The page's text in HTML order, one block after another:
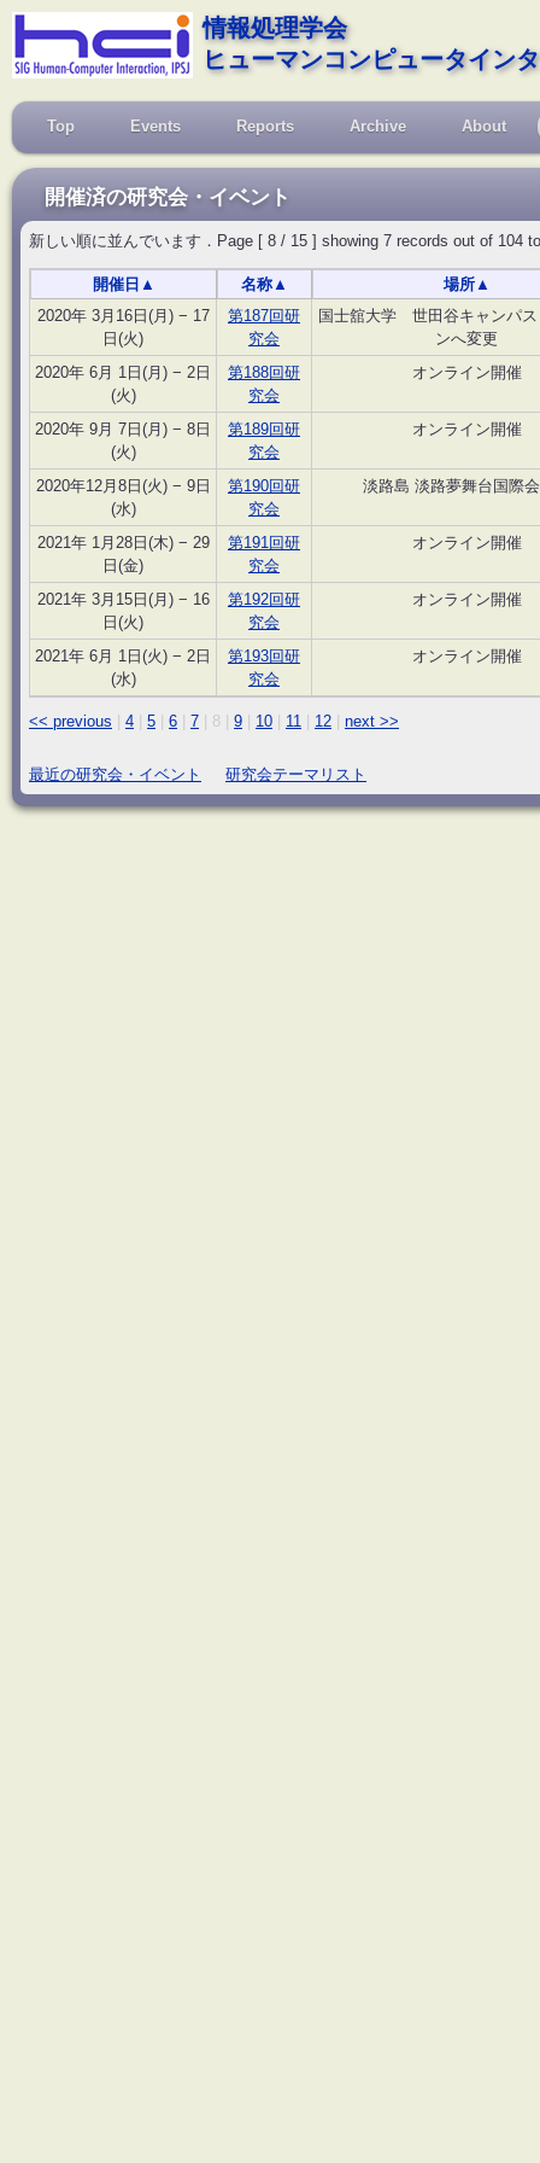
情報処理学会
ヒューマンコンピュータイン
Top Events Reports Archive About
開催済の研究会・イベント
新しい順に並んでいます．Page [ 8 / 15 ] showing 7 records out of 104
開催日 ▲ 名称 ▲ 場所 ▲
2020年 3月16日(月) − 17
日(火)
第187回研
究会
国士舘大学 世田谷キャンパ
ンへ変更
2020年 6月 1日(月) − 2日
(火)
第188回研
究会
オンライン開催
2020年 9月 7日(月) − 8日
(火)
第189回研
究会
オンライン開催
2020年12月8日(火) − 9日
(水)
第190回研
究会
淡路島 淡路夢舞台国際
2021年 1月28日(木) − 29
日(金)
第191回研
究会
オンライン開催
2021年 3月15日(月) − 16
日(火)
第192回研
究会
オンライン開催
2021年 6月 1日(火) − 2日
(水)
第193回研
究会
オンライン開催
<< previous 4 5 6 7 8 9 10 11 12 next >>
最近の研究会・イベント 研究会テーマリスト